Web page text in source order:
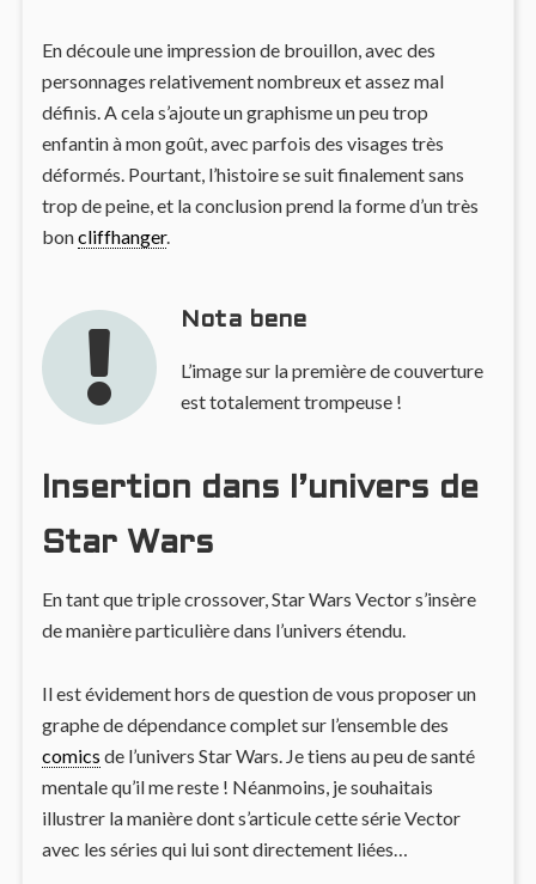
En découle une impression de brouillon, avec des
personnages relativement nombreux et assez mal
définis. A cela s’ajoute un graphisme un peu trop
enfantin à mon goût, avec parfois des visages très
déformés. Pourtant, l’histoire se suit finalement sans
trop de peine, et la conclusion prend la forme d’un très
boncliffhanger.
Nota bene
L’image sur la première de couverture
est totalement trompeuse !
Insertion dans l’univers de
Star Wars
En tant que triple crossover, Star Wars Vector s’insère
de manière particulière dans l’univers étendu.
Il est évidement hors de question de vous proposer un
graphe de dépendance complet sur l’ensemble des
comics de l’univers Star Wars. Je tiens au peu de santé
mentale qu’il me reste ! Néanmoins, je souhaitais
illustrer la manière dont s’articule cette série Vector
avec les séries qui lui sont directement liées…